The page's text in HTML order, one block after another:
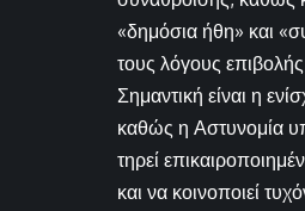
«δημόσια ήθη» και
τους λόγους
Σημαντική είναι η
καθώς η Αστυνομία
τηρεί
και να κοινοποιεί